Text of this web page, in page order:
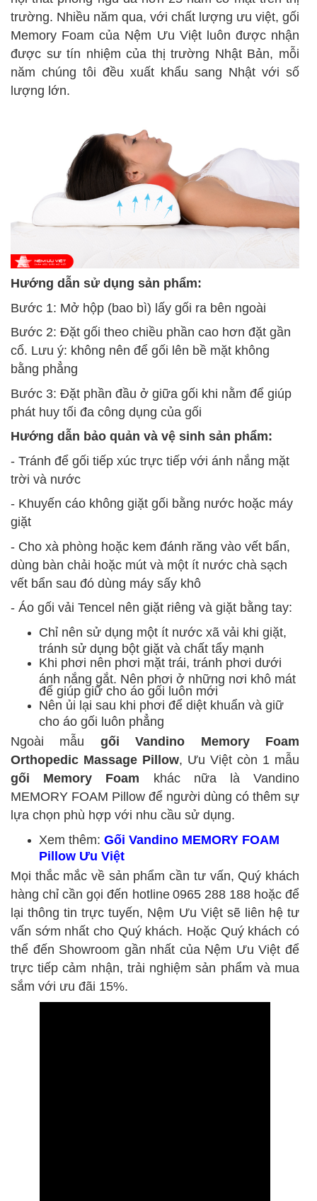
trường. Nhiều năm qua, với chất lượng ưu việt, gối
Memory Foam của Nệm Ưu Việt luôn được nhận
được sư tín nhiệm của thị trường Nhật Bản, mỗi
năm chúng tôi đều xuất khẩu sang Nhật với số
lượng lớn.
Hướng dẫn sử dụng sản phẩm:
Bước 1: Mở hộp (bao bì) lấy gối ra bên ngoài
Bước 2: Đặt gối theo chiều phần cao hơn đặt gần
cổ. Lưu ý: không nên để gối lên bề mặt không
bằng phẳng
Bước 3: Đặt phần đầu ở giữa gối khi nằm để giúp
phát huy tối đa công dụng của gối
Hướng dẫn bảo quản và vệ sinh sản phẩm:
- Tránh để gối tiếp xúc trực tiếp với ánh nắng mặt
trời và nước
- Khuyến cáo không giặt gối bằng nước hoặc máy
giặt
- Cho xà phòng hoặc kem đánh răng vào vết bẩn,
dùng bàn chải hoặc mút và một ít nước chà sạch
vết bẩn sau đó dùng máy sấy khô
- Áo gối vải Tencel nên giặt riêng và giặt bằng tay:
Chỉ nên sử dụng một ít nước xã vải khi giặt,
tránh sử dụng bột giặt và chất tẩy mạnh
Khi phơi nên phơi mặt trái, tránh phơi dưới
ánh nắng gắt. Nên phơi ở những nơi khô mát
để giúp giữ cho áo gối luôn mới
Nên ủi lại sau khi phơi để diệt khuẩn và giữ
cho áo gối luôn phẳng
Ngoài mẫu
gối Vandino Memory Foam
Orthopedic Massage Pillow, Ưu Việt còn 1 mẫu
gối Memory Foam khác nữa làVandino
MEMORY FOAM Pillow để người dùng có thêm sự
lựa chọn phù hợp với nhu cầu sử dụng.
Xem thêm: Gối Vandino MEMORY FOAM
Pillow Ưu Việt
Mọi thắc mắc về sản phẩm cần tư vấn, Quý khách
hàng chỉ cần gọi đến hotline 0965 288 188 hoặc để
lại thông tin trực tuyến, Nệm Ưu Việt sẽ liên hệ tư
vấn sớm nhất cho Quý khách. Hoặc Quý khách có
thể đến Showroom gần nhất của Nệm Ưu Việt để
trực tiếp cảm nhận, trải nghiệm sản phẩm và mua
sắm với ưu đãi 15%.